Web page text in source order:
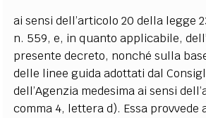
ai sensi dell’articolo 20 della legge
n. 559, e, in quanto applicabile,
presente decreto, nonché sulla
delle linee guida adottati dal
dell’Agenzia medesima ai sensi
comma 4, lettera d). Essa provvede